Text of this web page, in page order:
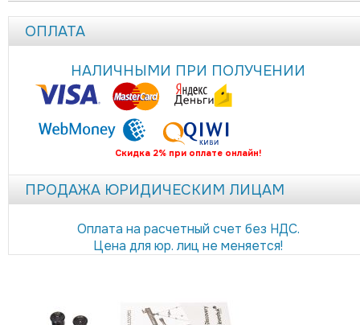
ОПЛАТА
НАЛИЧНЫМИ ПРИ ПОЛУЧЕНИИ
Скидка 2% при оплате онлайн!
ПРОДАЖА ЮРИДИЧЕСКИМ ЛИЦАМ
Оплата на расчетный счет без НДС.
Цена для юр. лиц не меняется!